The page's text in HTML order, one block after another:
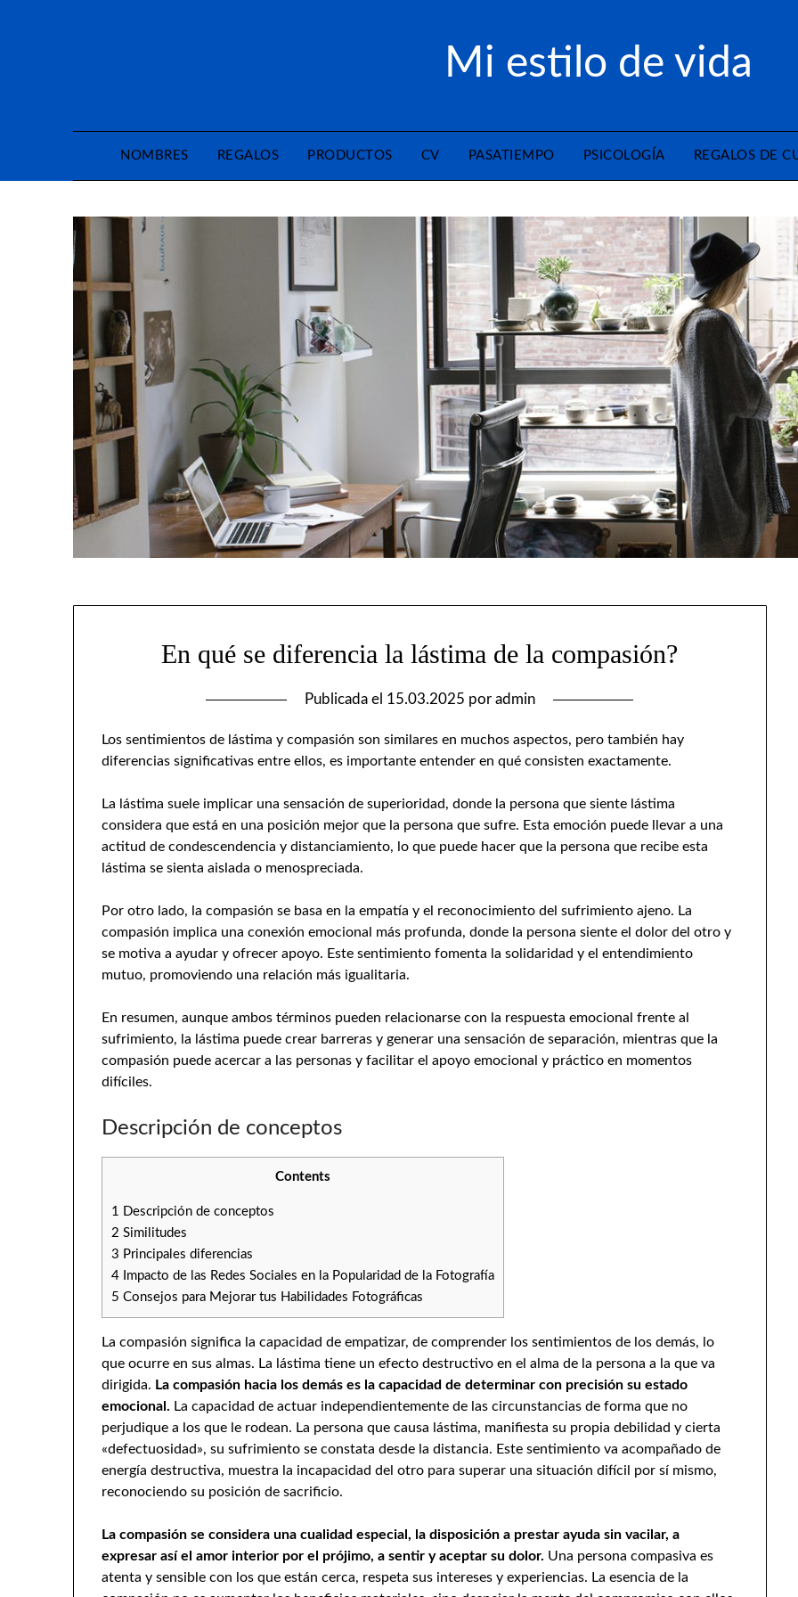
Mi estilo de vida
NOMBRES REGALOS PRODUCTOS CV PASATIEMPO PSICOLOGÍA REGALOS DE
En qué se diferencia la lástima de la compasión?
Publicada el 15.03.2025 por admin
Los sentimientos de lástima y compasión son similares en muchos aspectos, pero también hay
diferencias significativas entre ellos, es importante entender en qué consisten exactamente.
La lástima suele implicar una sensación de superioridad, donde la persona que siente lástima
considera que está en una posición mejor que la persona que sufre. Esta emoción puede llevar a una
actitud de condescendencia y distanciamiento, lo que puede hacer que la persona que recibe esta
lástima se sienta aislada o menospreciada.
Por otro lado, la compasión se basa en la empatía y el reconocimiento del sufrimiento ajeno. La
compasión implica una conexión emocional más profunda, donde la persona siente el dolor del otro y
se motiva a ayudar y ofrecer apoyo. Este sentimiento fomenta la solidaridad y el entendimiento
mutuo, promoviendo una relación más igualitaria.
En resumen, aunque ambos términos pueden relacionarse con la respuesta emocional frente al
sufrimiento, la lástima puede crear barreras y generar una sensación de separación, mientras que la
compasión puede acercar a las personas y facilitar el apoyo emocional y práctico en momentos
difíciles.
Descripción de conceptos
Contents
1 Descripción de conceptos
2 Similitudes
3 Principales diferencias
4 Impacto de las Redes Sociales en la Popularidad de la Fotografía
5 Consejos para Mejorar tus Habilidades Fotográficas
La compasión significa la capacidad de empatizar, de comprender los sentimientos de los demás, lo
que ocurre en sus almas. La lástima tiene un efecto destructivo en el alma de la persona a la que va
dirigida. La compasión hacia los demás es la capacidad de determinar con precisión su estado
emocional. La capacidad de actuar independientemente de las circunstancias de forma que no
perjudique a los que le rodean. La persona que causa lástima, manifiesta su propia debilidad y cierta
«defectuosidad», su sufrimiento se constata desde la distancia. Este sentimiento va acompañado de
energía destructiva, muestra la incapacidad del otro para superar una situación difícil por sí mismo,
reconociendo su posición de sacrificio.
La compasión se considera una cualidad especial, la disposición a prestar ayuda sin vacilar, a
expresar así el amor interior por el prójimo, a sentir y aceptar su dolor. Una persona compasiva es
atenta y sensible con los que están cerca, respeta sus intereses y experiencias. La esencia de la